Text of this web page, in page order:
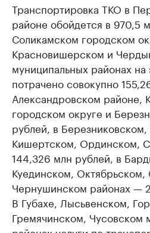
Транспортировка ТКО в
районе обойдется в 970,5
Соликамском городском
Красновишерском и
муниципальных районах на
потрачено совокупно
Александровском районе,
городском округе и
рублей, в Березниковском,
Кишертском, Ординском,
144,326 млн рублей, в
Куединском,
Чернушинском районах —
В Губахе, Лысьвенском,
Гремячинском, Чусовском